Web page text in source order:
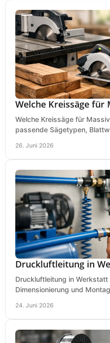
Welche Kreissäge für
Welche Kreissäge für
passende Sägetypen,
26. Juni 2026
Druckluftleitung in
Druckluftleitung in
Dimensionierung und
24. Juni 2026